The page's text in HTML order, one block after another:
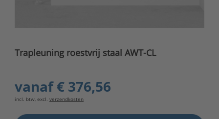
Trapleuning roestvrij staal AWT-CL
vanaf€ 376,56
incl. btw, excl. verzendkosten